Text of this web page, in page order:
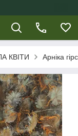
КВІТИ Арніка